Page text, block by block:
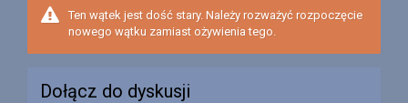
Ten wątek jest dość stary. Należy rozważyć rozpoczęcie
nowego wątku zamiast ożywienia tego.
Dołącz do dyskusji